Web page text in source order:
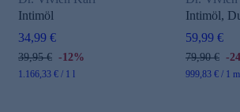
Intimöl
34,99 €
39,95 € -12%
1.166,33 € / 1 l
Intimöl,
59,99 €
79,90 € -
999,83 € / 1